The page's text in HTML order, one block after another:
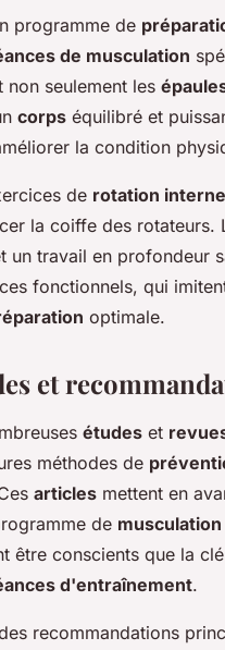
programme de
de musculation
non seulement les
corps équilibré et
la condition
de rotation interne
la coiffe des rotateurs.
un travail en profondeur
fonctionnels, qui
optimale.
et
études et
méthodes de
articles mettent en
de musculation
être conscients que la
d'entraînement.
recommandations